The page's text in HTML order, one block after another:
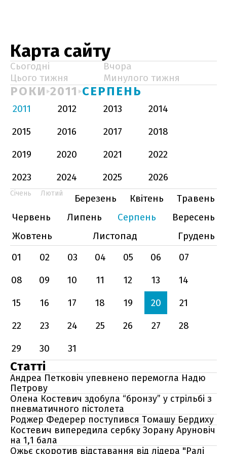
Карта сайту
Сьогодні
Вчора
Цього тижня
Минулого тижня
РОКИ 2011 СЕРПЕНЬ
2011 2012 2013
2014
2015
2016 2017
2018
2019
2020 2021
2022
2023
2024 2025 2026
Січень Лютий Березень Квітень
Травень
Червень
Липень Серпень
Вересень
Жовтень
Листопад
Грудень
01
02 03 04 05 06
07
08
09 10 11 12 13
14
15
16 17 18 19 20
21
22
23 24 25 26 27
28
29
30 31
Статті
Андреа Петковіч упевнено перемогла Надю
Петрову
Олена Костевич здобула “бронзу” у стрільбі з
пневматичного пістолета
Роджер Федерер поступився Томашу Бердиху
Костевич випередила сербку Зорану Аруновіч
на 1,1 бала
Ожьє скоротив відставання від лідера "Ралі